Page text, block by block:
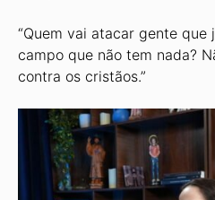
“Quem vai atacar gente
campo que não tem nada?
contra os cristãos.”